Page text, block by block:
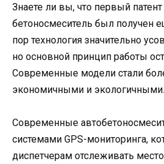
Знаете ли вы, что первый
бетоносмеситель был получен
пор технология значительно
но основной принцип работы
Современные модели стали
экономичными и экологичными.
Современные
системами GPS-мониторинга,
диспетчерам отслеживать